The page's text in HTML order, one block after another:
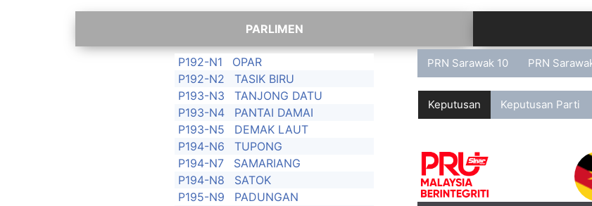
P192-N1
OPAR
P192-N2
TASIK BIRU
P193-N3
TANJONG DATU
P193-N4
PANTAI DAMAI
P193-N5
DEMAK LAUT
P194-N6
TUPONG
P194-N7
SAMARIANG
P194-N8
SATOK
P195-N9
PADUNGAN
PRN Sarawak 10 PRN
Keputusan Keputusan Parti